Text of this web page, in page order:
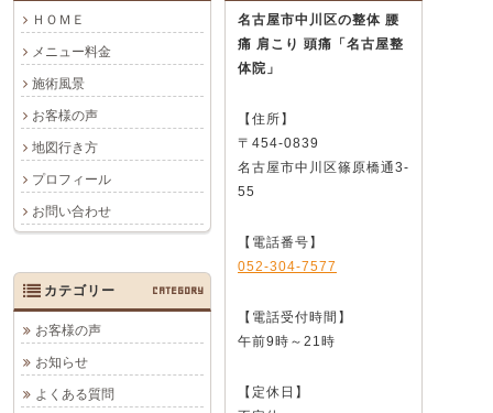
ＨＯＭＥ
メニュー料金
施術風景
お客様の声
地図行き方
プロフィール
お問い合わせ
名古屋市中川区の整体 腰
痛 肩こり 頭痛 「名古屋整
体院」
【住所】
〒454-0839
名古屋市中川区篠原橋通3-
55
【電話番号】
052-304-7577
【電話受付時間】
午前9時～21時
【定休日】
カテゴリー CATEGORY
お客様の声
お知らせ
よくある質問